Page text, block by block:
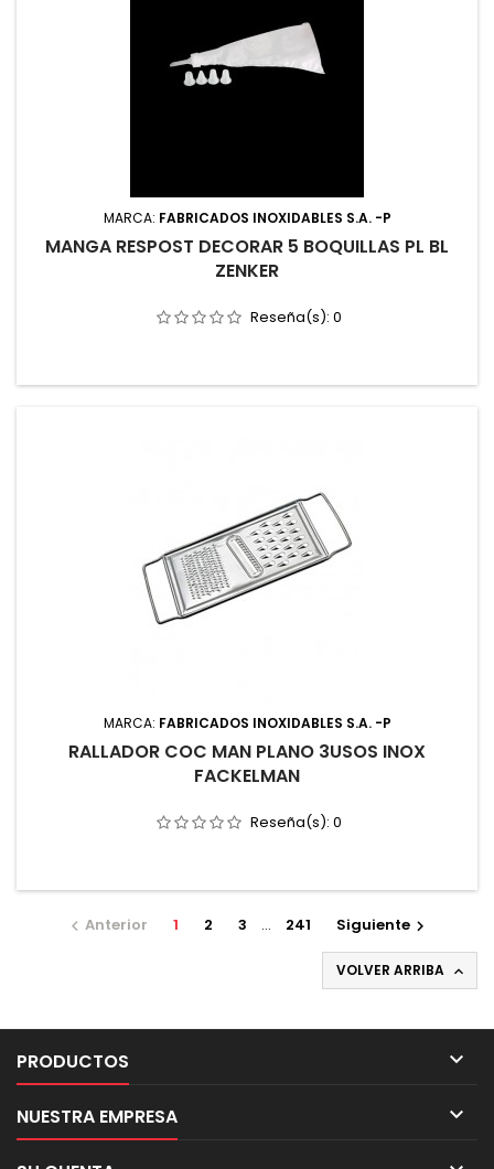
MARCA: FABRICADOS INOXIDABLES S.A. -P
MANGA RESPOST DECORAR 5 BOQUILLAS PL BL
ZENKER
Reseña(s): 0
MARCA: FABRICADOS INOXIDABLES S.A. -P
RALLADOR COC MAN PLANO 3USOS INOX
FACKELMAN
Reseña(s): 0
 Anterior 1 2 3 … 241 Siguiente
VOLVER ARRIBA 
PRODUCTOS 
NUESTRA EMPRESA 